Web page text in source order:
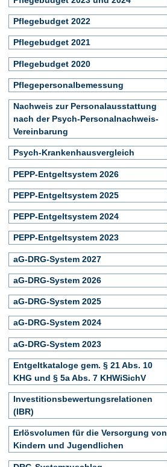
Pflegebudget 2022
Pflegebudget 2021
Pflegebudget 2020
Pflegepersonalbemessung
Nachweis zur Personalausstattung
nach der Psych-Personalnachweis-
Vereinbarung
Psych-Krankenhausvergleich
PEPP-Entgeltsystem 2026
PEPP-Entgeltsystem 2025
PEPP-Entgeltsystem 2024
PEPP-Entgeltsystem 2023
aG-DRG-System 2027
aG-DRG-System 2026
aG-DRG-System 2025
aG-DRG-System 2024
aG-DRG-System 2023
Entgeltkataloge gem. § 21 Abs. 10
KHG und § 5a Abs. 7 KHWiSichV
Investitionsbewertungsrelationen
(IBR)
Erlösvolumen für die Versorgung von
Kindern und Jugendlichen